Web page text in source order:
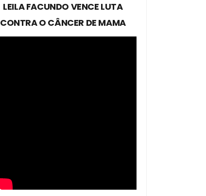
LEILA FACUNDO VENCE LUTA
CONTRA O CÂNCER DE MAMA